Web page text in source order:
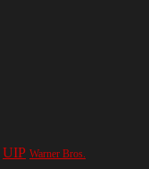
UIP Warner Bros.